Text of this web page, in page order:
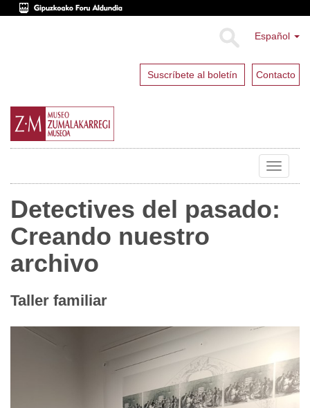
Español
Suscríbete al boletín Contacto
Toggle
Detectives del pasado:
Creando nuestro
archivo
Taller familiar